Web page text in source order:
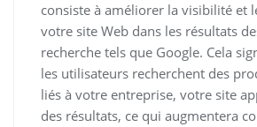
consiste à améliorer la visibilité et
votre site Web dans les résultats
recherche tels que Google. Cela
les utilisateurs recherchent des
liés à votre entreprise, votre site
des résultats, ce qui augmentera